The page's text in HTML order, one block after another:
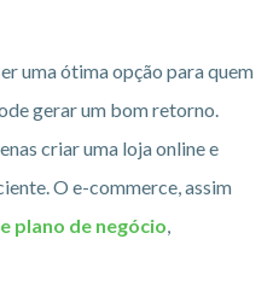
uma ótima opção para quem
gerar um bom retorno.
criar uma loja online e
O e-commerce, assim
plano de negócio,